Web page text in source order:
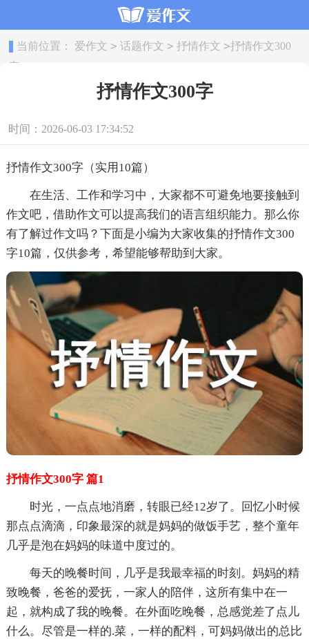
当前位置： 爱作文 > 话题作文 > 抒情作文 >抒情作文300
字
抒情作文300字
时间：2026-06-03 17:34:52
抒情作文300字（实用10篇）
在生活、工作和学习中，大家都不可避免地要接触到
作文吧，借助作文可以提高我们的语言组织能力。那么你
有了解过作文吗？下面是小编为大家收集的抒情作文300
字10篇，仅供参考，希望能够帮助到大家。
抒情作文300字 篇1
时光，一点点地消磨，转眼已经12岁了。回忆小时候
那点点滴滴，印象最深的就是妈妈的做饭手艺，整个童年
几乎是泡在妈妈的味道中度过的。
每天的晚餐时间，几乎是我最幸福的时刻。妈妈的精
致晚餐，爸爸的爱抚，一家人的陪伴，这所有集中在一
起，就构成了我的晚餐。在外面吃晚餐，总感觉差了点儿
什么。尽管是一样的.菜，一样的配料，可妈妈做出的总比